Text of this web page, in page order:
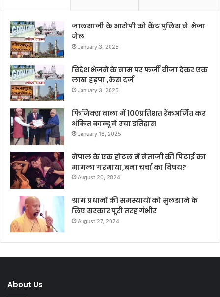
जालसाजी के आरोपी को कैंट पुलिस ने भेजा
जेल
January 3, 2025
विदेश भेजने के नाम पर फर्जी वीजा देकर एक
लाख हड़पा ,केस दर्ज
January 3, 2025
फिजिक्स वाला में 100प्रतिशत रैंकअर्जित कर
अंकित कान्दू ने रचा इतिहास
January 16, 2025
नेपाल के एक होटल में नेताजी की पिटाई का
मामला गरमाया,बना चर्चा का विषय?
August 20, 2024
ग्राम प्रधानों की समस्यायों को सुलझाने के
लिए सरकार पूरी तरह गंभीर
August 27, 2024
About Us